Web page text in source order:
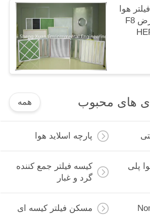
هوا
610 میلی متر عرض F8
های محبوب همه
پارچه اسلاید هوا
پلی
کیسه فیلتر جمع کننده
گرد و غبار
مسکن فیلتر کیسه ای